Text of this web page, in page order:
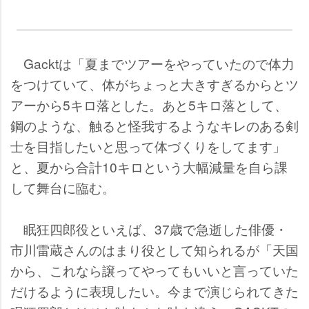
Gacktは「夏までツアーをやっていたので体力
をつけていて、体がちょっと大きすぎるからとツ
アーから5キロ落とした。あと5キロ落として、
鋼のような、触ると怪我するようなキレのある剣
士を目指したいと思って体づくりをしてます」
と、夏から合計10キロという大幅減量を自ら課
して舞台に臨む。
眠狂四郎役といえば、37歳で急逝した俳優・
市川雷蔵さんのはまり役として知られるが「天国
から、これなら譲ってやってもいいと言っていた
だけるように表現したい。今まで演じられてきた